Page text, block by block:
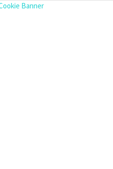
Banner